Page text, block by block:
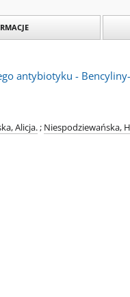
antybiotyku -
Alicja.; Niespodziewańska,